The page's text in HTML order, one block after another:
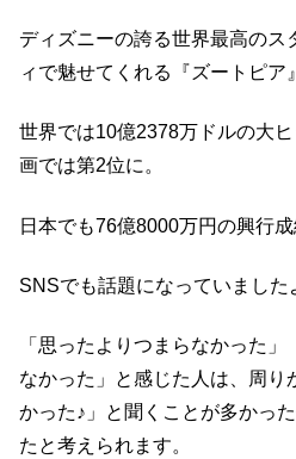
ディズニーの誇る世界最高のス
ィで魅せてくれる『ズートピア
世界では10億2378万ドルの大
画では第2位に。
日本でも76億8000万円の興行成
SNSでも話題になっていました
「思ったよりつまらなかった」
なかった」と感じた人は、周り
かった♪」と聞くことが多かっ
たと考えられます。